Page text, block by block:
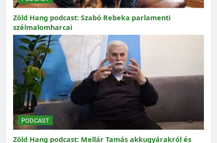
Zöld Hang podcast: Szabó Rebeka parlamenti
szélmalomharcai
PODCAST
Zöld Hang podcast: Mellár Tamás akkugyárakról és